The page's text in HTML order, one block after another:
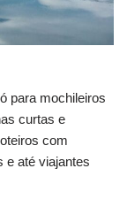
para mochileiros
curtas e
com
e até viajantes